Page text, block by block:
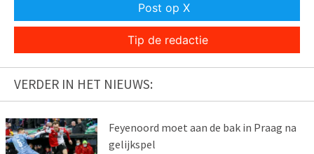
Post op X
Tip de redactie
VERDER IN HET NIEUWS:
Feyenoord moet aan de bak in Praag na
gelijkspel